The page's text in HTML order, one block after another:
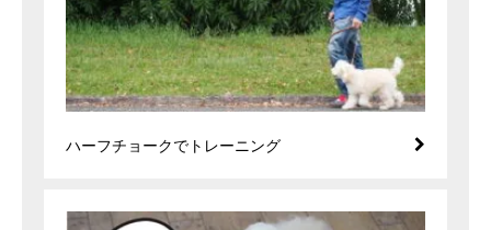
ハーフチョークでトレーニング